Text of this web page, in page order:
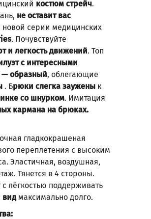
костюм стрейч.
не оставит вас
серии медицинских
. Почувствуйте
и легкость движений. Топ
c интересными
— образный, облегающие
. Брюки слегка заужены к
со шнурком. Имитация
кармана на брюках.
гладкокрашеная
переплетения с высоким
Эластичная, воздушная,
Тянется в 4 стороны.
лёгкостью поддерживать
видмаксимально долго.